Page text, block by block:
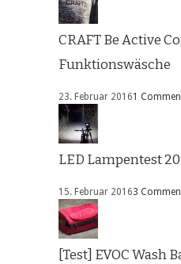
CRAFT Be Active
Funktionswäsche
23. Februar 20161
LED Lampentest
15. Februar 20163
[Test] EVOC Wash